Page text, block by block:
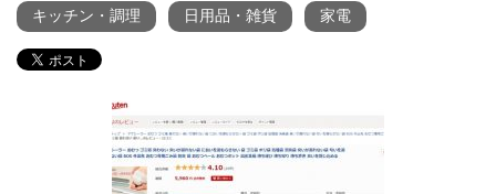
キッチン・調理 日用品・雑貨 家電